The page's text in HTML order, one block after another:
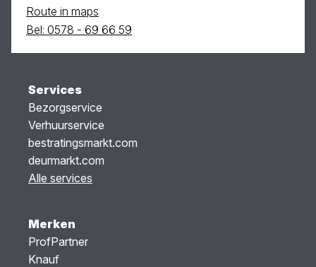
Route in maps
Bel: 0578 - 69 66 59
Services
Bezorgservice
Verhuurservice
bestratingsmarkt.com
deurmarkt.com
Alle services
Merken
ProfPartner
Knauf